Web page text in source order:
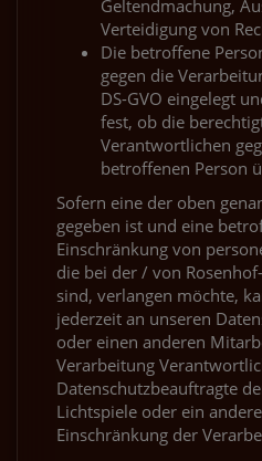
Geltendmachung,
Verteidigung von
Die betroffene
gegen die
DS-GVO eingelegt
fest, ob die
Verantwortlichen
betroffenen Person
Sofern eine der oben
gegeben ist und eine
Einschränkung von
die bei der / von
sind, verlangen möchte,
jederzeit an unseren
oder einen anderen
Verarbeitung
Datenschutzbeauftragte
Lichtspiele oder ein
Einschränkung der